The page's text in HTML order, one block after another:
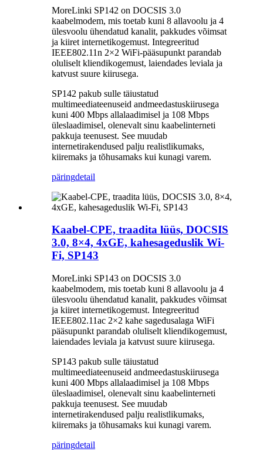
MoreLinki SP142 on DOCSIS 3.0
kaabelmodem, mis toetab kuni 8 allavoolu ja 4
ülesvoolu ühendatud kanalit, pakkudes võimsat
ja kiiret internetikogemust. Integreeritud
IEEE802.11n 2×2 WiFi-pääsupunkt parandab
oluliselt kliendikogemust, laiendades leviala ja
katvust suure kiirusega.
SP142 pakub sulle täiustatud
multimeediateenuseid andmeedastuskiirusega
kuni 400 Mbps allalaadimisel ja 108 Mbps
üleslaadimisel, olenevalt sinu kaabelinterneti
pakkuja teenusest. See muudab
internetirakendused palju realistlikumaks,
kiiremaks ja tõhusamaks kui kunagi varem.
päringdetail
Kaabel-CPE, traadita lüüs, DOCSIS
3.0, 8×4, 4xGE, kahesageduslik Wi-
Fi, SP143
MoreLinki SP143 on DOCSIS 3.0
kaabelmodem, mis toetab kuni 8 allavoolu ja 4
ülesvoolu ühendatud kanalit, pakkudes võimsat
ja kiiret internetikogemust. Integreeritud
IEEE802.11ac 2×2 kahe sagedusalaga WiFi
pääsupunkt parandab oluliselt kliendikogemust,
laiendades leviala ja katvust suure kiirusega.
SP143 pakub sulle täiustatud
multimeediateenuseid andmeedastuskiirusega
kuni 400 Mbps allalaadimisel ja 108 Mbps
üleslaadimisel, olenevalt sinu kaabelinterneti
pakkuja teenusest. See muudab
internetirakendused palju realistlikumaks,
kiiremaks ja tõhusamaks kui kunagi varem.
päringdetail